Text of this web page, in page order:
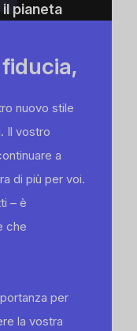
il pianeta
nuovo stile
Il vostro
a
di più per voi.
– è
che
per
la vostra